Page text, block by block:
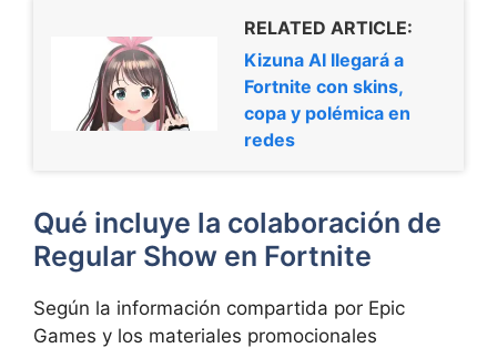
RELATED ARTICLE:
Kizuna AI llegará a
Fortnite con skins,
copa y polémica en
redes
Qué incluye la colaboración de
Regular Show en Fortnite
Según la información compartida por Epic
Games y los materiales promocionales